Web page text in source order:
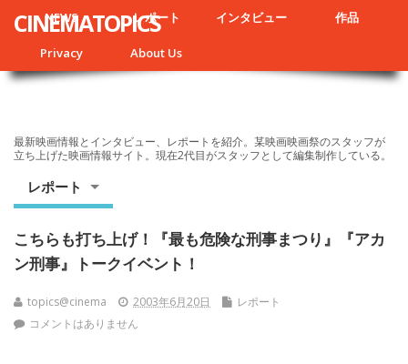
NEWS レポート インタビュー 作品
Privacy About Us
CINEMATOPICS
最新映画情報とインタビュー、レポートを紹介。某映画映画祭のスタッフが
立ち上げた映画情報サイト。現在2代目がスタッフとして編集制作している。
レポート
こちらも打ち上げ！『最も危険な刑事まつり』『アカ
ン刑事』トークイベント！
topics@cinema 2003年6月20日
レポート
コメントはありません